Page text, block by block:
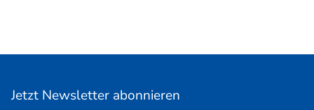
Jetzt Newsletter abonnieren